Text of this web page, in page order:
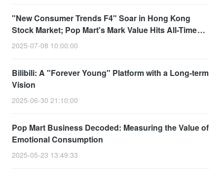
"New Consumer Trends F4" Soar in Hong Kong
Stock Market; Pop Mart's Mark Value Hits All-Time
High
2025-07-08 10:00:00
Bilibili: A "Forever Young" Platform with a Long-term
Vision
2025-06-30 21:10:00
Pop Mart Business Decoded: Measuring the Value of
Emotional Consumption
2025-05-23 13:49:33